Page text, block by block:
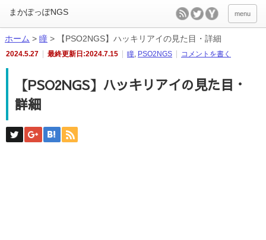
menu
ホーム > 瞳 > 【PSO2NGS】ハッキリアイの見た目・詳細
2024.5.27 最終更新日:2024.7.15 瞳, PSO2NGS コメントを書く
【PSO2NGS】ハッキリアイの見た目・
詳細